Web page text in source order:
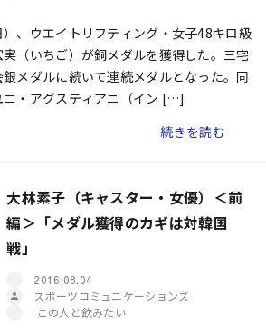
、ウエイトリフティング・女子48キロ級
（いちご）が銅メダルを獲得した。三宅
メダルに続いて連続メダルとなった。同
ニ・アグスティアニ（イン […]
続きを読む
大林素子（キャスター・女優）＜前
編＞「メダル獲得のカギは対韓国
戦」
2016.08.04
スポーツコミュニケーションズ
この人と飲みたい